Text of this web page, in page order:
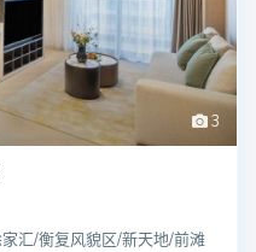
3
家汇/衡复风貌区/新天地/前滩